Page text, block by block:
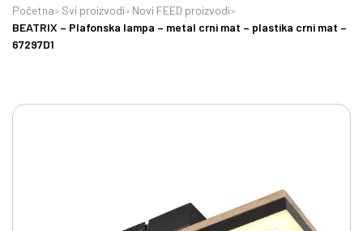
Početna Svi proizvodi
Novi FEED proizvodi
BEATRIX – Plafonska lampa – metal crni mat – plastika crni mat –
67297D1